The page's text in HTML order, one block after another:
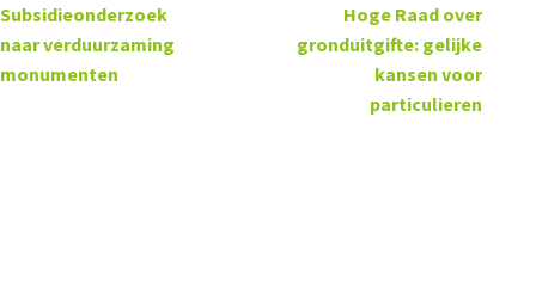
Subsidieonderzoek
naar verduurzaming
monumenten
Hoge Raad over
gronduitgifte: gelijke
kansen voor
particulieren